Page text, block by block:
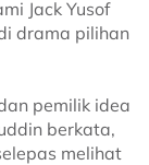
Jack Yusof
drama pilihan
pemilik idea
berkata,
melihat